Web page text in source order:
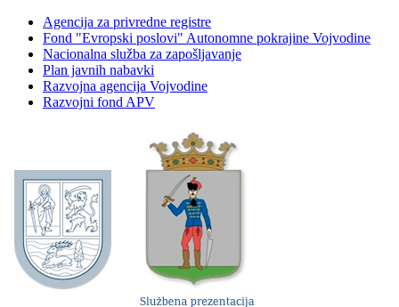
Agencija za privredne registre
Fond "Evropski poslovi" Autonomne pokrajine Vojvodine
Nacionalna služba za zapošljavanje
Plan javnih nabavki
Razvojna agencija Vojvodine
Razvojni fond APV